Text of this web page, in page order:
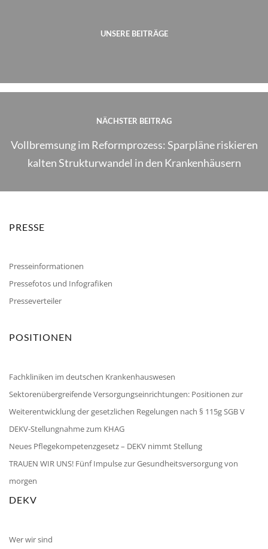
UNSERE BEITRÄGE
NÄCHSTER BEITRAG
Vollbremsung im Reformprozess: Sparpläne riskieren
kalten Strukturwandel in den Krankenhäusern
PRESSE
Presseinformationen
Pressefotos und Infografiken
Presseverteiler
POSITIONEN
Fachkliniken im deutschen Krankenhauswesen
Sektorenübergreifende Versorgungseinrichtungen: Positionen zur
Weiterentwicklung der gesetzlichen Regelungen nach § 115g SGB V
DEKV-Stellungnahme zum KHAG
Neues Pflegekompetenzgesetz – DEKV nimmt Stellung
TRAUEN WIR UNS! Fünf Impulse zur Gesundheitsversorgung von
morgen
DEKV
Wer wir sind